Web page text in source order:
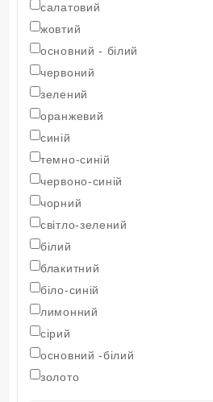
салатовий
жовтий
основний - білий
червоний
зелений
оранжевий
синій
темно-синій
червоно-синій
чорний
світло-зелений
білий
блакитний
біло-синій
лимонний
сірий
основний -білий
золото